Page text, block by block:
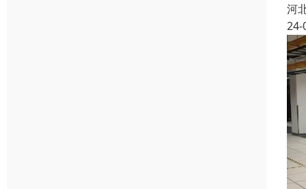
河
24-